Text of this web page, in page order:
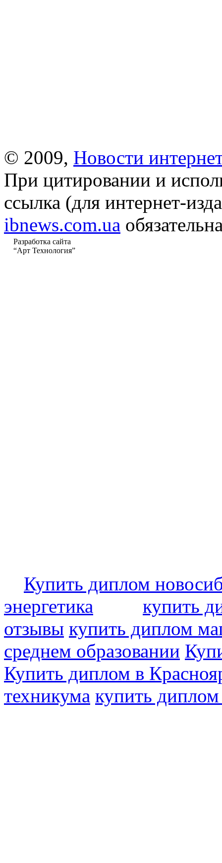
© 2009, Новости
При цитировании и
ссылка (для интернет-
ibnews.com.ua
Разработка сайта
“Арт Технология”
Купить диплом
энергетика
купить
отзывы купить диплом
среднем образовании
Купить диплом в
техникума купить